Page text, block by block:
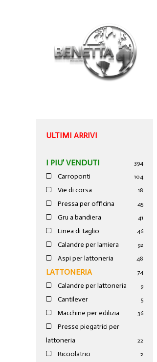
ULTIMI ARRIVI
I PIU' VENDUTI 394
Carroponti 104
Vie di corsa 18
Pressa per officina 45
Gru a bandiera 41
Linea di taglio 46
Calandre per lamiera 92
Aspi per lattoneria 48
LATTONERIA 74
Calandre per lattoneria 9
Cantilever 5
Macchine per edilizia 36
Presse piegatrici per
lattoneria
22
Ricciolatrici 2